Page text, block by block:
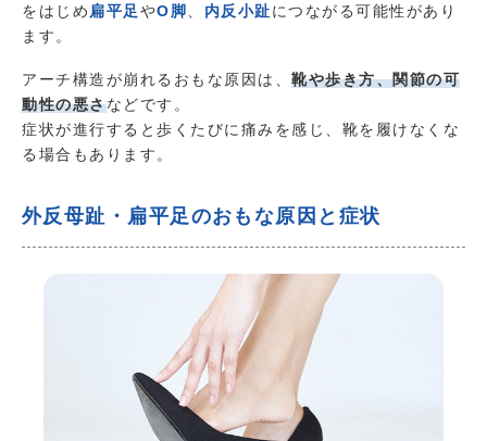
をはじめ 扁平足やO脚 内反小趾につながる可能性があり
ます。
アーチ構造が崩れるおもな原因は、 靴や歩き方、関節の可
動性の悪さなどです。
症状が進行すると歩くたびに痛みを感じ、靴を履けなくな
る場合もあります。
外反母趾・扁平足のおもな原因と症状